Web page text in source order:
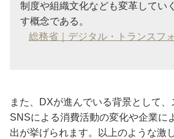
制度や組織文化なども変革してい
す概念である。
総務省｜デジタル・トランスフ
また、DXが進んでいる背景として
SNSによる消費活動の変化や企業に
出が挙げられます。以上のような激